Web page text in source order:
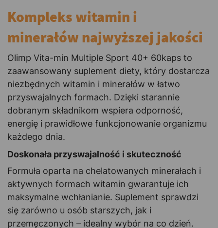
Kompleks witamin i
minerałów najwyższej jakości
Olimp Vita-min Multiple Sport 40+ 60kaps to
zaawansowany suplement diety, który dostarcza
niezbędnych witamin i minerałów w łatwo
przyswajalnych formach. Dzięki starannie
dobranym składnikom wspiera odporność,
energię i prawidłowe funkcjonowanie organizmu
każdego dnia.
Doskonała przyswajalność i skuteczność
Formuła oparta na chelatowanych minerałach i
aktywnych formach witamin gwarantuje ich
maksymalne wchłanianie. Suplement sprawdzi
się zarówno u osób starszych, jak i
przemęczonych – idealny wybór na co dzień.